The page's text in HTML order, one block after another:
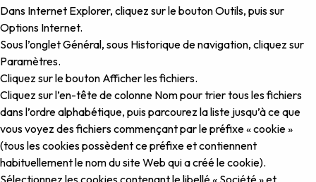
Dans Internet Explorer, cliquez sur le bouton Outils, puis sur
Options Internet.
Sous l’onglet Général, sous Historique de navigation, cliquez sur
Paramètres.
Cliquez sur le bouton Afficher les fichiers.
Cliquez sur l’en-tête de colonne Nom pour trier tous les fichiers
dans l’ordre alphabétique, puis parcourez la liste jusqu’à ce que
vous voyez des fichiers commençant par le préfixe « cookie »
(tous les cookies possèdent ce préfixe et contiennent
habituellement le nom du site Web qui a créé le cookie).